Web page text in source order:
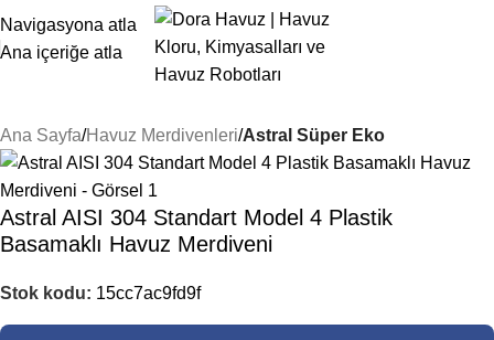
Navigasyona atla
Ana içeriğe atla
Ana Sayfa Havuz Merdivenleri Astral Süper Eko
Astral AISI 304 Standart Model 4 Plastik
Basamaklı Havuz Merdiveni
Stok kodu: 15cc7ac9fd9f